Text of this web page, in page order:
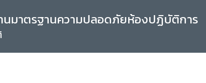
นมาตรฐานความปลอดภัยห้องปฏิบัติการ